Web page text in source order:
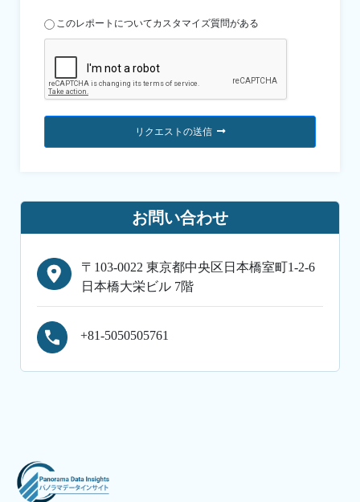
このレポートについてカスタマイズ質問がある
リクエストの送信
お問い合わせ
〒103-0022 東京都中央区日本橋室町1-2-6
日本橋大栄ビル 7階
+81-5050505761